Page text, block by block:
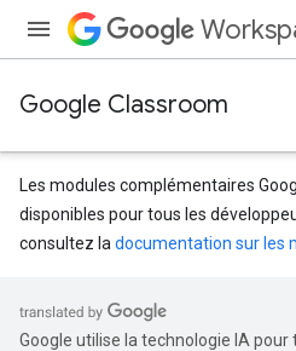
Google Classroom
Les modules complémentaires
disponibles pour tous les
consultez la documentation sur les
Google utilise la technologie IA